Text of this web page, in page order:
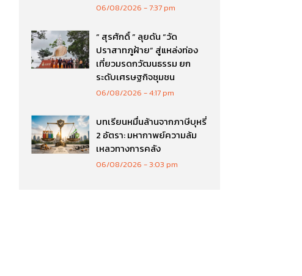
06/08/2026 7:37 pm
“ สุรศักดิ์ ” ลุยดัน “วัด
ปราสาทภูฝ้าย” สู่แหล่งท่อง
เที่ยวมรดกวัฒนธรรม ยก
ระดับเศรษฐกิจชุมชน
06/08/2026 4:17 pm
บทเรียนหมื่นล้านจากภาษีบุหรี่
2 อัตรา: มหากาพย์ความล้ม
เหลวทางการคลัง
06/08/2026 3:03 pm